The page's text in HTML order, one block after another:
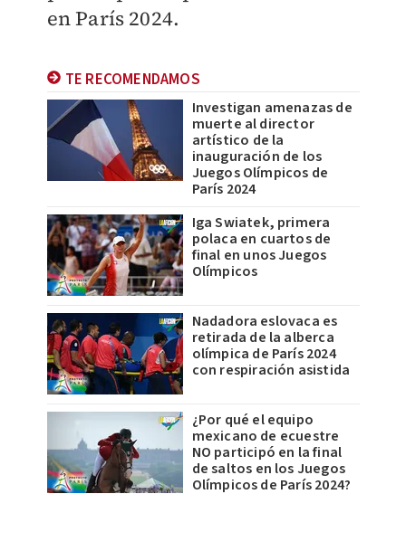
en París 2024.
TE RECOMENDAMOS
Investigan amenazas de
muerte al director
artístico de la
inauguración de los
Juegos Olímpicos de
París 2024
Iga Swiatek, primera
polaca en cuartos de
final en unos Juegos
Olímpicos
Nadadora eslovaca es
retirada de la alberca
olímpica de París 2024
con respiración asistida
¿Por qué el equipo
mexicano de ecuestre
NO participó en la final
de saltos en los Juegos
Olímpicos de París 2024?